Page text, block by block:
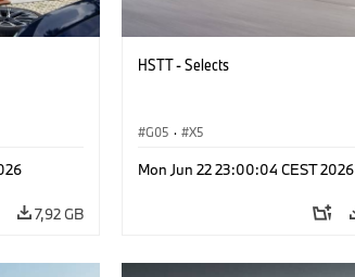
7,92 GB
HSTT - Selects
G05 · X5
Mon Jun 22 23:00:04 CEST 2026